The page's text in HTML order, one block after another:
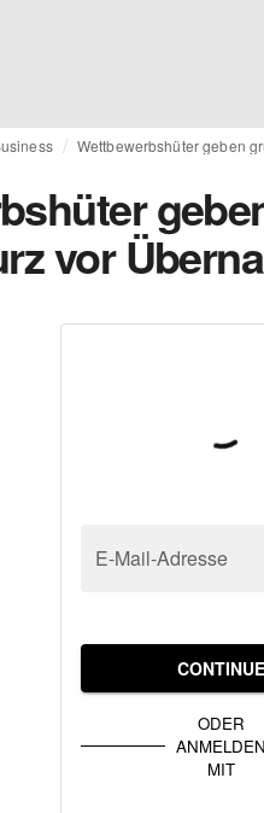
Wettbewerbshüter geben
vor
E-Mail-Adresse
CONTINUE
ODER
ANMELDEN
MIT